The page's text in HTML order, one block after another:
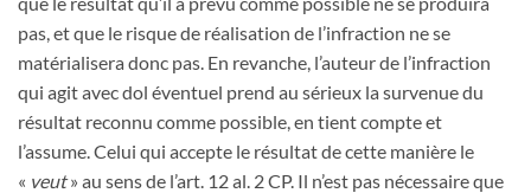
pas, et que le risque de réalisation de l’infraction ne se
matérialisera donc pas. En revanche, l’auteur de l’infraction
qui agit avec dol éventuel prend au sérieux la survenue du
résultat reconnu comme possible, en tient compte et
l’assume. Celui qui accepte le résultat de cette manière le
« veut» au sens de l’art. 12 al. 2 CP. Il n’est pas nécessaire que